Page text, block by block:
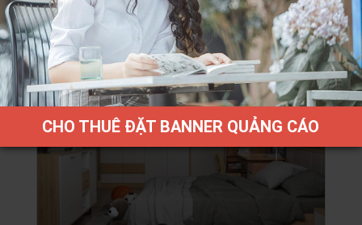
BÁN CHẠY
CHO THUÊ ĐẶT BANNER QUẢNG CÁO